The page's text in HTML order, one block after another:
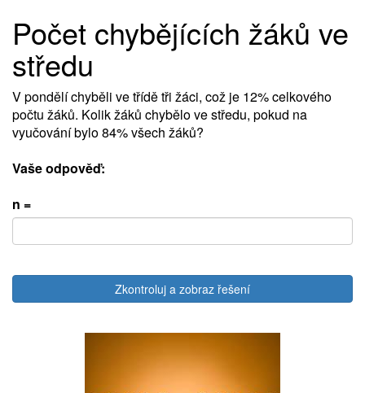
Počet chybějících žáků ve
středu
V pondělí chyběli ve třídě tři žáci, což je 12% celkového
počtu žáků. Kolik žáků chybělo ve středu, pokud na
vyučování bylo 84% všech žáků?
Vaše odpověď:
n =
Zkontroluj a zobraz řešení